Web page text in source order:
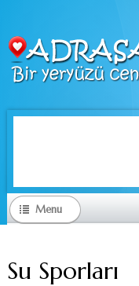
Menu
Su Sporları